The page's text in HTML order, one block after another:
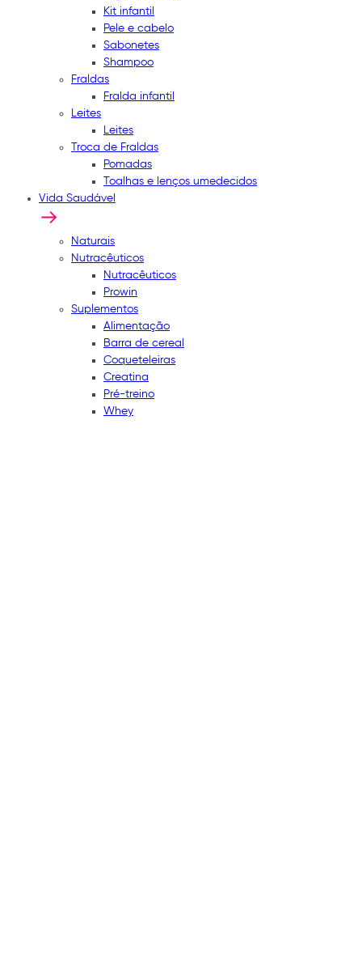
Kit infantil
Pele e cabelo
Sabonetes
Shampoo
Fraldas
Fralda infantil
Leites
Leites
Troca de Fraldas
Pomadas
Toalhas e lenços umedecidos
Vida Saudável
Naturais
Nutracêuticos
Nutracêuticos
Prowin
Suplementos
Alimentação
Barra de cereal
Coqueteleiras
Creatina
Pré-treino
Whey